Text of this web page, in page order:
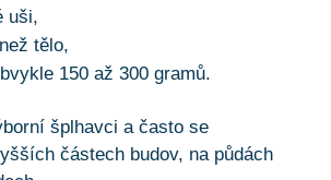
uši,
tělo,
150 až 300 gramů.
šplhavci a často se
částech budov, na půdách